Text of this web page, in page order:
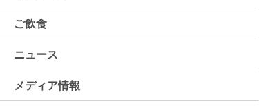
ご飲食
ニュース
メディア情報